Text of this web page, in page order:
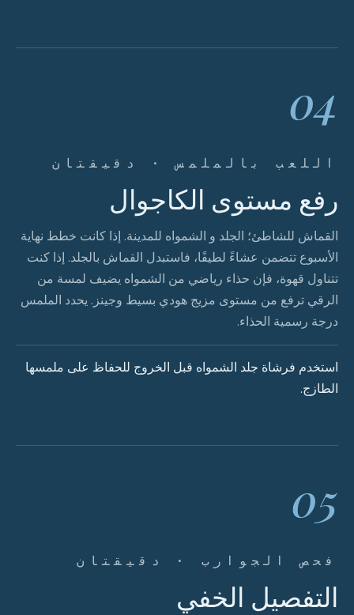
04
اللعب بالملمس · دقيقتان
رفع مستوى الكاجوال
القماش للشاطئ؛ الجلد و الشمواه للمدينة. إذا كانت خطط نهاية
الأسبوع تتضمن عشاءً لطيفًا، فاستبدل القماش بالجلد. إذا كنت
تتناول قهوة، فإن حذاء رياضي من الشمواه يضيف لمسة من
الرقي ترفع من مستوى مزيج هودي بسيط وجينز. يحدد الملمس
درجة رسمية الحذاء.
استخدم فرشاة جلد الشمواه قبل الخروج للحفاظ على ملمسها
الطازج.
05
فحص الجوارب · دقيقتان
التفصيل الخفي